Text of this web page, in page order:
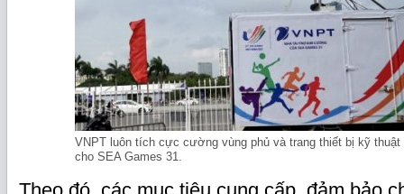
VNPT luôn tích cực cường vùng phủ và trang thiết bị kỹ
cho SEA Games 31.